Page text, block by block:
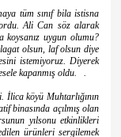
tüm sınıf bila istisna
Ali Can söz alarak
koysanız uygun olumu?
olsun, laf olsun diye
istemiyoruz. Diyerek
kapanmış oldu. .
köyü Muhtarlığının
binasında açılmış olan
yılsonu etkinlikleri
ürünleri sergilemek